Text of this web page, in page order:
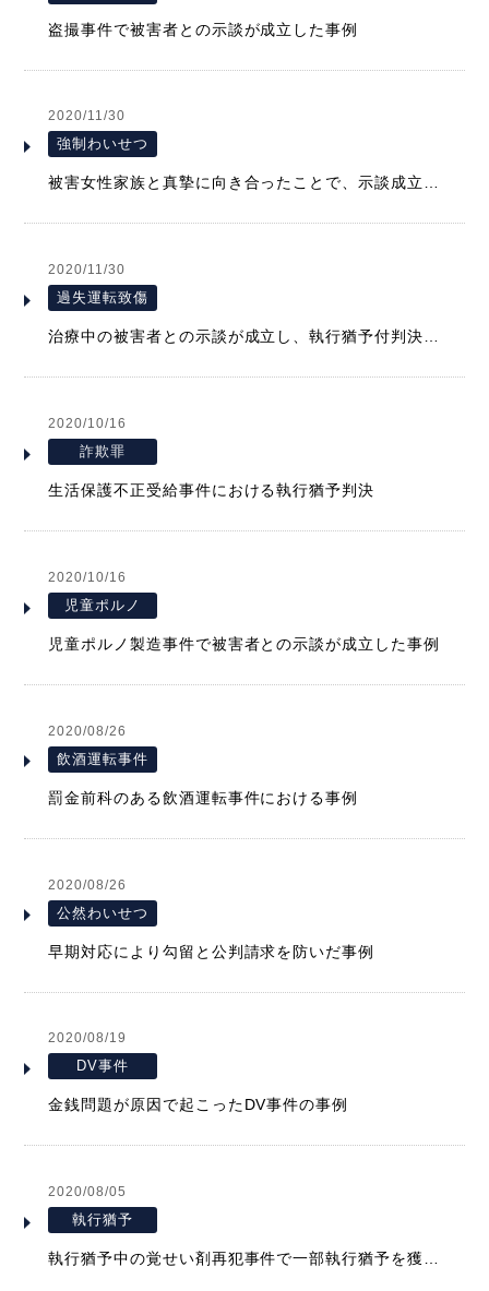
盗撮事件で被害者との示談が成立した事例
2020/11/30
強制わいせつ
被害女性家族と真摯に向き合ったことで、示談成立に至った事例
2020/11/30
過失運転致傷
治療中の被害者との示談が成立し、執行猶予付判決を獲得した事例
2020/10/16
詐欺罪
生活保護不正受給事件における執行猶予判決
2020/10/16
児童ポルノ
児童ポルノ製造事件で被害者との示談が成立した事例
2020/08/26
飲酒運転事件
罰金前科のある飲酒運転事件における事例
2020/08/26
公然わいせつ
早期対応により勾留と公判請求を防いだ事例
2020/08/19
DV事件
金銭問題が原因で起こったDV事件の事例
2020/08/05
執行猶予
執行猶予中の覚せい剤再犯事件で一部執行猶予を獲得した事例